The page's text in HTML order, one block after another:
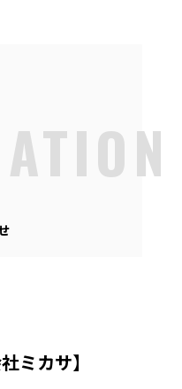
ミカサ】